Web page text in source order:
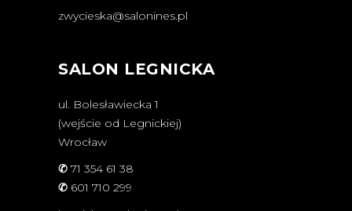
zwycieska@salonines.pl
SALON LEGNICKA
ul. Bolesławiecka 1
(wejście od Legnickiej)
Wrocław
✆ 71 354 61 38
✆ 601 710 299